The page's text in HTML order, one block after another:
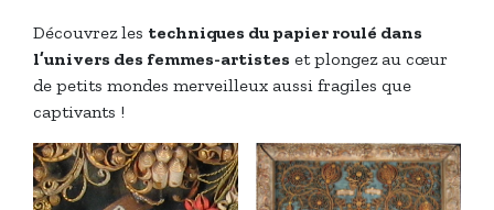
Découvrez les techniques du papier roulé dans
l’univers des femmes-artistes et plongez au cœur
de petits mondes merveilleux aussi fragiles que
captivants !